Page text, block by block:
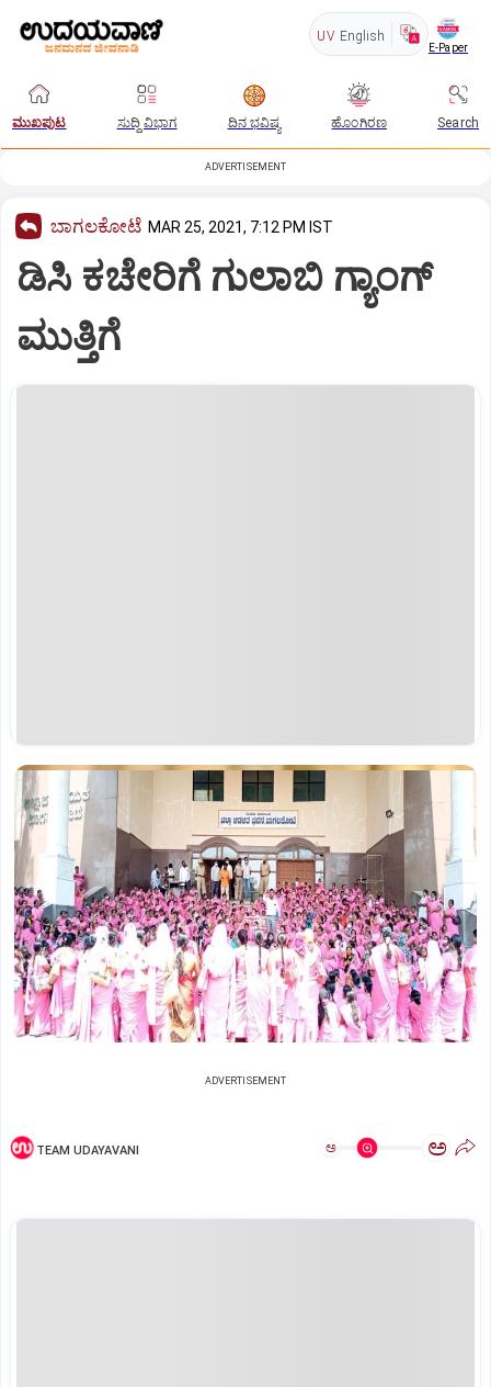
UV English
E-Paper
ಮುಖಪುಟ ಸುದ್ದಿ ವಿಭಾಗ ದಿನ ಭವಿಷ್ಯ ಹೊಂಗಿರಣ Search
ADVERTISEMENT
ಬಾಗಲಕೋಟೆ MAR 25, 2021, 7:12 PM IST
ಡಿಸಿ ಕಚೇರಿಗೆ ಗುಲಾಬಿ ಗ್ಯಾಂಗ್‌
ಮುತ್ತಿಗೆ
ADVERTISEMENT
TEAM UDAYAVANI ಅ ಅ